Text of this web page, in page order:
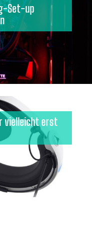
Set-up
vielleicht erst